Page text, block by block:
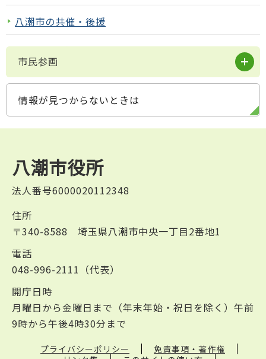
八潮市の共催・後援
市民参画
情報が見つからないときは
八潮市役所
法人番号6000020112348
住所
〒340-8588 埼玉県八潮市中央一丁目2番地1
電話
048-996-2111（代表）
開庁日時
月曜日から金曜日まで（年末年始・祝日を除く）午前
9時から午後4時30分まで
プライバシーポリシー
免責事項・著作権